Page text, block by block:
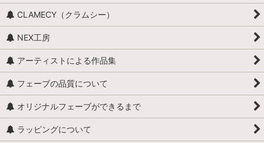
牛
昆虫・爬虫類・両生類
カエル
全般（ぞう、ねずみ 等）
ふくろう
CLAMECY（クラムシー）
NEX工房
アーティストによる作品集
フェーブの品質について
オリジナルフェーブができるまで
ラッピングについて